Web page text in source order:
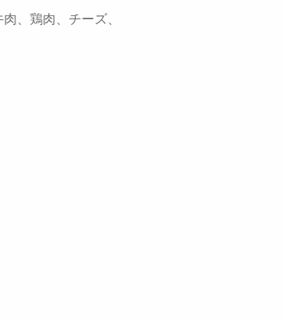
、鶏肉、チーズ、